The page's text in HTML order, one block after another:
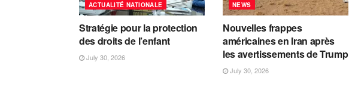
ACTUALITÉ NATIONALE
Stratégie pour la protection
des droits de l’enfant
July 30, 2026
NEWS
Nouvelles frappes
américaines en Iran après
les avertissements de Trump
July 30, 2026